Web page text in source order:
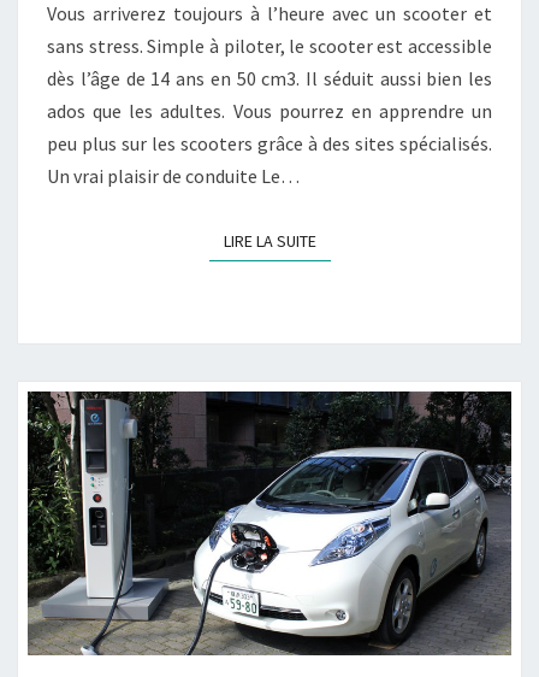
Vous arriverez toujours à l’heure avec un scooter et
sans stress. Simple à piloter, le scooter est accessible
dès l’âge de 14 ans en 50 cm3. Il séduit aussi bien les
ados que les adultes. Vous pourrez en apprendre un
peu plus sur les scooters grâce à des sites spécialisés.
Un vrai plaisir de conduite Le…
LIRE LA SUITELIRE LA SUITE